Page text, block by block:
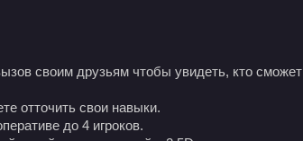
своим друзьям чтобы увидеть, кто сможет
отточить свои навыки.
до 4 игроков.